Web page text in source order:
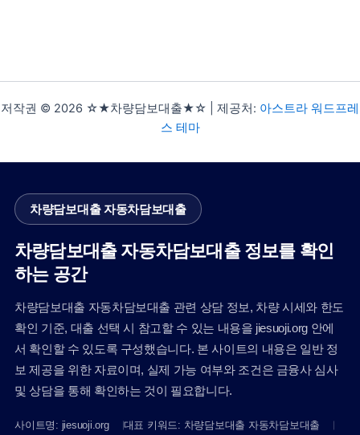
저작권 © 2026 ☆★차량담보대출★☆ | 제공처: 아스트라 워드프레
스 테마
차량담보대출 자동차담보대출
차량담보대출 자동차담보대출 정보를 확인
하는 공간
차량담보대출 자동차담보대출 관련 상담 정보, 차량 시세와 한도
확인 기준, 대출 선택 시 참고할 수 있는 내용을 jiesuoji.org 안에
서 확인할 수 있도록 구성했습니다. 본 사이트의 내용은 일반 정
보 제공을 위한 자료이며, 실제 가능 여부와 조건은 금융사 심사
및 상담을 통해 확인하는 것이 필요합니다.
사이트명: jiesuoji.org 대표 키워드: 차량담보대출 자동차담보대출